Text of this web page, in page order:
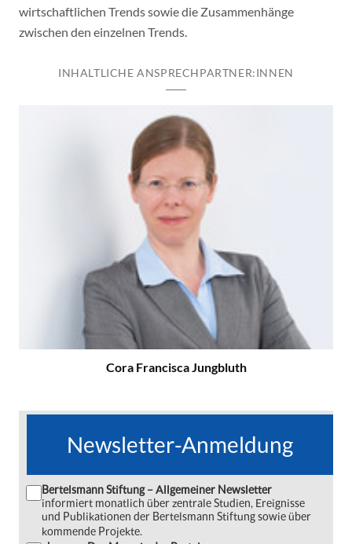
wirtschaftlichen Trends sowie die Zusammenhänge
zwischen den einzelnen Trends.
INHALTLICHE ANSPRECHPARTNER:INNEN
Cora Francisca Jungbluth
Newsletter-Anmeldung
Bertelsmann Stiftung – Allgemeiner Newsletter
informiert monatlich über zentrale Studien, Ereignisse
und Publikationen der Bertelsmann Stiftung sowie über
kommende Projekte.